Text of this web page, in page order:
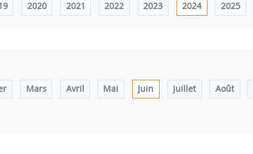
2020 2021 2022 2023 2024 2025
Mars Avril Mai Juin Juillet Août